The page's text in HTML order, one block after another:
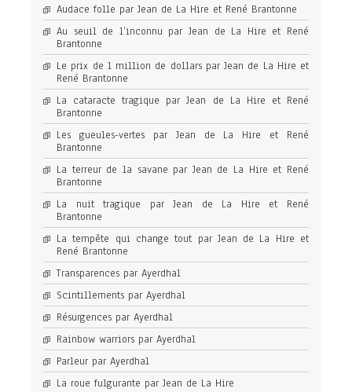
Audace folle par Jean de La Hire et René Brantonne
Au seuil de l’inconnu par Jean de La Hire et René
Brantonne
Le prix de 1 million de dollars par Jean de La Hire et
René Brantonne
La cataracte tragique par Jean de La Hire et René
Brantonne
Les gueules-vertes par Jean de La Hire et René
Brantonne
La terreur de la savane par Jean de La Hire et René
Brantonne
La nuit tragique par Jean de La Hire et René
Brantonne
La tempête qui change tout par Jean de La Hire et
René Brantonne
Transparences par Ayerdhal
Scintillements par Ayerdhal
Résurgences par Ayerdhal
Rainbow warriors par Ayerdhal
Parleur par Ayerdhal
La roue fulgurante par Jean de La Hire